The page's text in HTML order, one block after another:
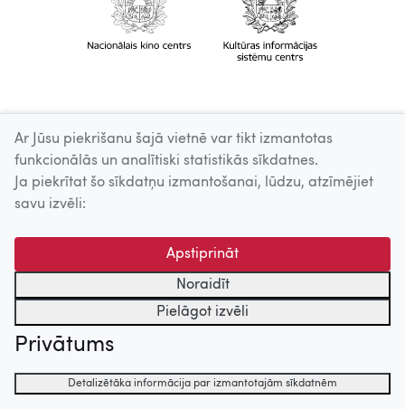
Ar Jūsu piekrišanu šajā vietnē var tikt izmantotas
funkcionālās un analītiski statistikās sīkdatnes.
Ja piekrītat šo sīkdatņu izmantošanai, lūdzu, atzīmējiet
savu izvēli:
Apstiprināt
Noraidīt
Pielāgot izvēli
Privātums
Detalizētāka informācija par izmantotajām sīkdatnēm